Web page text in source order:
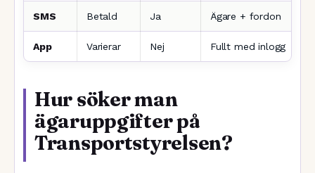
SMS Betald Ja Ägare + fordon
App Varierar Nej Fullt med inlogg
Hur söker man
ägaruppgifter på
Transportstyrelsen?